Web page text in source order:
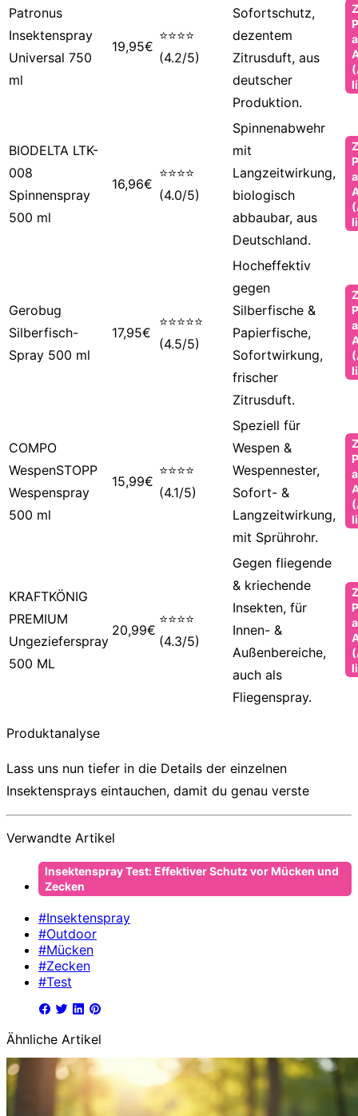
Patronus
Insektenspray
Universal 750
ml
19,95€
⭐⭐⭐⭐
(4.2/5)
Sofortschutz,
dezentem
Zitrusduft, aus
deutscher
Produktion.
BIODELTA LTK-
008
Spinnenspray
500 ml
16,96€
⭐⭐⭐⭐
(4.0/5)
Spinnenabwehr
mit
Langzeitwirkung,
biologisch
abbaubar, aus
Deutschland.
Gerobug
Silberfisch-
Spray 500 ml
17,95€
⭐⭐⭐⭐⭐
(4.5/5)
Hocheffektiv
gegen
Silberfische &
Papierfische,
Sofortwirkung,
frischer
Zitrusduft.
COMPO
WespenSTOPP
Wespenspray
500 ml
15,99€
⭐⭐⭐⭐
(4.1/5)
Speziell für
Wespen &
Wespennester,
Sofort- &
Langzeitwirkung,
mit Sprührohr.
KRAFTKÖNIG
PREMIUM
Ungezieferspray
500 ML
20,99€
⭐⭐⭐⭐
(4.3/5)
Gegen fliegende
& kriechende
Insekten, für
Innen- &
Außenbereiche,
auch als
Fliegenspray.
Produktanalyse
Lass uns nun tiefer in die Details der einzelnen
Insektensprays eintauchen, damit du genau verste
Verwandte Artikel
Insektenspray Test: Effektiver Schutz vor Mücken und
Zecken
#Insektenspray
#Outdoor
#Mücken
#Zecken
#Test
Ähnliche Artikel